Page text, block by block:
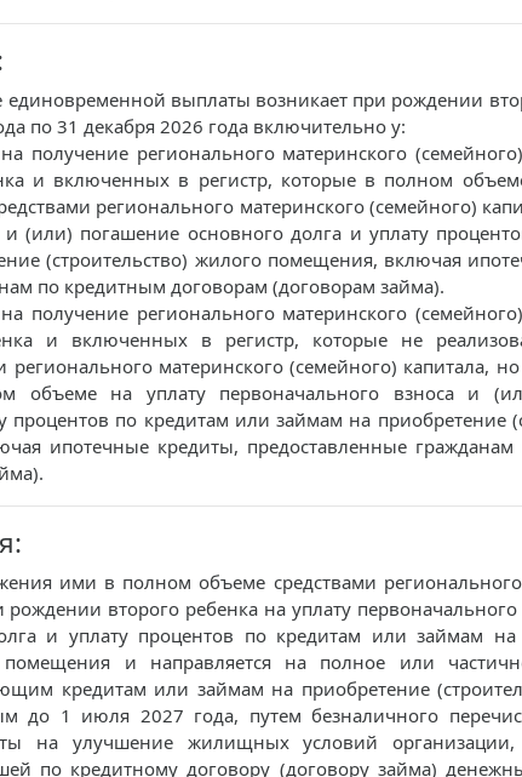
единовременной выплаты возникает при рождении
по 31 декабря 2026 года включительно у:
получение регионального материнского
и включенных в регистр, которые в полном
регионального материнского (семейного)
и (или) погашение основного долга и уплату
(строительство) жилого помещения, включая
по кредитным договорам (договорам займа).
получение регионального материнского
и включенных в регистр, которые не
регионального материнского (семейного) капитала,
объеме на уплату первоначального взноса и
процентов по кредитам или займам на приобретение
ипотечные кредиты, предоставленные
ими в полном объеме средствами
рождении второго ребенка на уплату
и уплату процентов по кредитам или займам на
помещения и направляется на полное или
кредитам или займам на приобретение
до 1 июля 2027 года, путем безналичного
на улучшение жилищных условий
по кредитному договору (договору займа)